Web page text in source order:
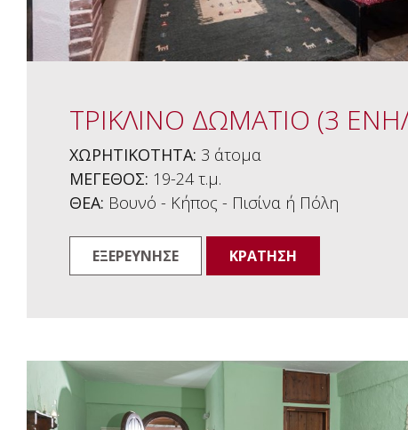
ΤΡΙΚΛΙΝΟ ΔΩΜΑΤΙΟ (3
ΧΩΡΗΤΙΚΟΤΗΤΑ: 3 άτομα
ΜΕΓΕΘΟΣ: 19-24 τ.μ.
ΘΕΑ: Βουνό - Κήπος - Πισίνα ή Πόλη
ΕΞΕΡΕΥΝΗΣΕ ΚΡΑΤΗΣΗ